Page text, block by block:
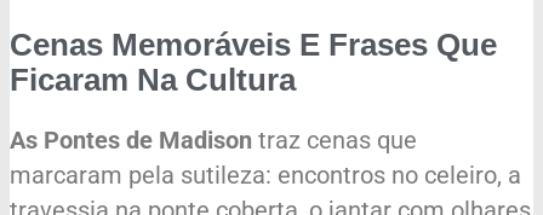
Cenas Memoráveis E Frases Que
Ficaram Na Cultura
As Pontes de Madison traz cenas que
marcaram pela sutileza: encontros no celeiro, a